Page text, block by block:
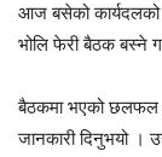
आज बसेको
भोलि फेरी बैठक बस्ने
बैठकमा भएको छलफल
जानकारी दिनुभयो ।